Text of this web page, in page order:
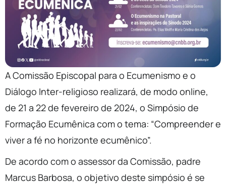
A Comissão Episcopal para o Ecumenismo e o
Diálogo Inter-religioso realizará, de modo online,
de 21 a 22 de fevereiro de 2024, o Simpósio de
Formação Ecumênica com o tema: “Compreender e
viver a fé no horizonte ecumênico”.
De acordo com o assessor da Comissão, padre
Marcus Barbosa, o objetivo deste simpósio é se